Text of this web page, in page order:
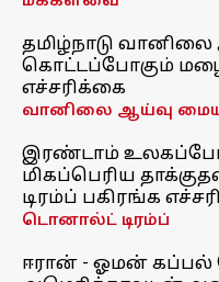
தமிழ்நாடு
கொட்டப்போகும்
எச்சரிக்கை
வானிலை ஆய்வு
இரண்டாம்
மிகப்பெரிய
டிரம்ப் பகிரங்க
டொனால்ட் டிரம்ப்
ஈரான் - ஓமன் கப்பல்